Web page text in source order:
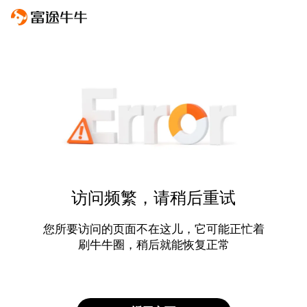
访问频繁，请稍后重试
您所要访问的页面不在这儿，它可能正忙着
刷牛牛圈，稍后就能恢复正常